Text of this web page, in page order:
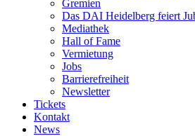
Gremien
Das DAI Heidelberg feiert
Mediathek
Hall of Fame
Vermietung
Jobs
Barrierefreiheit
Newsletter
Tickets
Kontakt
News